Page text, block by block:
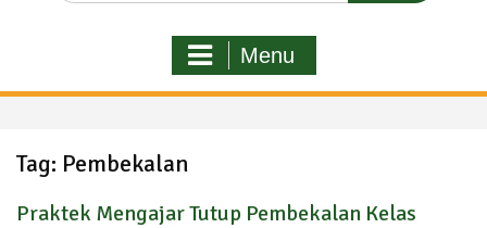
Menu
Tag: Pembekalan
Praktek Mengajar Tutup Pembekalan Kelas